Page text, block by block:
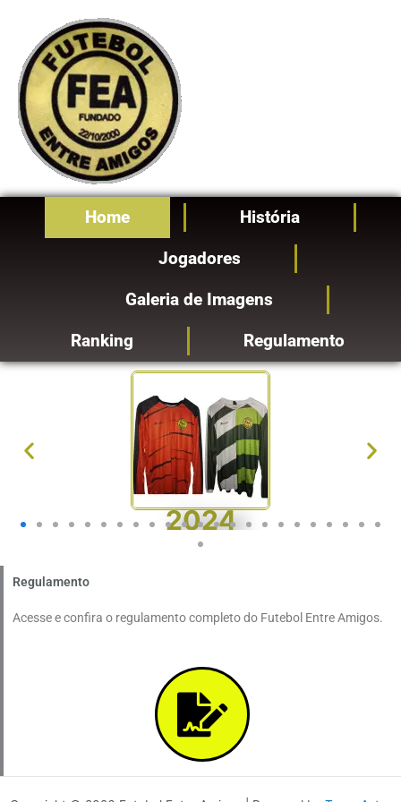
conteúdo
Home
História
Jogadores
Galeria de Imagens
Ranking
Regulamento
2024
Regulamento
Acesse e confira o regulamento completo do Futebol Entre Amigos.